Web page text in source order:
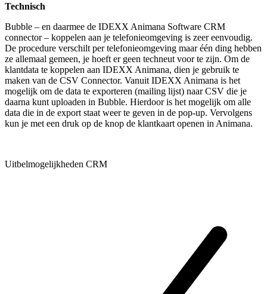
Technisch
Bubble – en daarmee de IDEXX Animana Software CRM
connector – koppelen aan je telefonieomgeving is zeer eenvoudig.
De procedure verschilt per telefonieomgeving maar één ding hebben
ze allemaal gemeen, je hoeft er geen techneut voor te zijn. Om de
klantdata te koppelen aan IDEXX Animana, dien je gebruik te
maken van de CSV Connector. Vanuit IDEXX Animana is het
mogelijk om de data te exporteren (mailing lijst) naar CSV die je
daarna kunt uploaden in Bubble. Hierdoor is het mogelijk om alle
data die in de export staat weer te geven in de pop-up. Vervolgens
kun je met een druk op de knop de klantkaart openen in Animana.
Uitbelmogelijkheden CRM